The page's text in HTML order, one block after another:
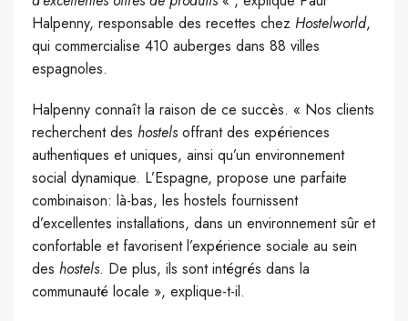
Halpenny, responsable des recettes chez Hostelworld,
qui commercialise 410 auberges dans 88 villes
espagnoles.
Halpenny connaît la raison de ce succès. « Nos clients
recherchent des hostelsoffrant des expériences
authentiques et uniques, ainsi qu’un environnement
social dynamique. L’Espagne, propose une parfaite
combinaison: là-bas, les hostels fournissent
d’excellentes installations, dans un environnement sûr et
confortable et favorisent l’expérience sociale au sein
des hostels. De plus, ils sont intégrés dans la
communauté locale », explique-t-il.